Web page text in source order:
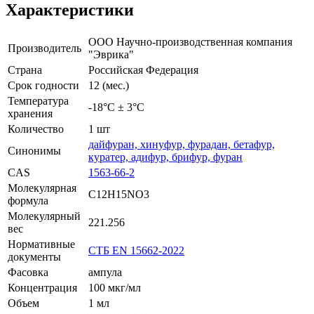
Характеристики
Производитель
ООО Научно-производственная компания
"Эврика"
Страна
Российская Федерация
Срок годности
12 (мес.)
Температура
хранения
-18°С ± 3°С
Количество
1 шт
Синонимы
дайфуран, хинуфур, фурадан, бетафур,
куратер, адифур, брифур, фуран
CAS
1563-66-2
Молекулярная
формула
C12H15NO3
Молекулярный
вес
221.256
Нормативные
документы
СТБ EN 15662-2022
Фасовка
ампула
Концентрация
100 мкг/мл
Объем
1 мл